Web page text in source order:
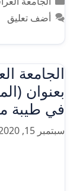
أضف تعليق
الجامعة
بعنوان
في طيبة من 1600 الى
سبتمبر 15, 2020